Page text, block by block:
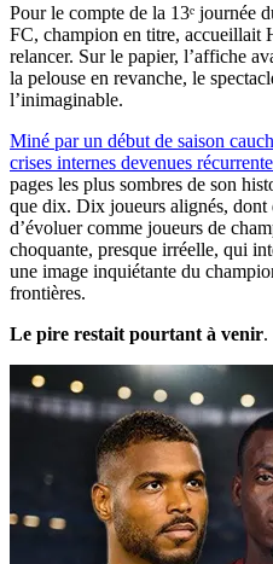
Pour le compte de la 13ᵉ journée
FC, champion en titre, accueillait
relancer. Sur le papier, l’affiche
la pelouse en revanche, le
l’inimaginable.
Miné par un début de saison
crises internes devenues
pages les plus sombres de son
que dix. Dix joueurs alignés, dont
d’évoluer comme joueurs de
choquante, presque irréelle, qui
une image inquiétante du
frontières.
Le pire restait pourtant à venir.